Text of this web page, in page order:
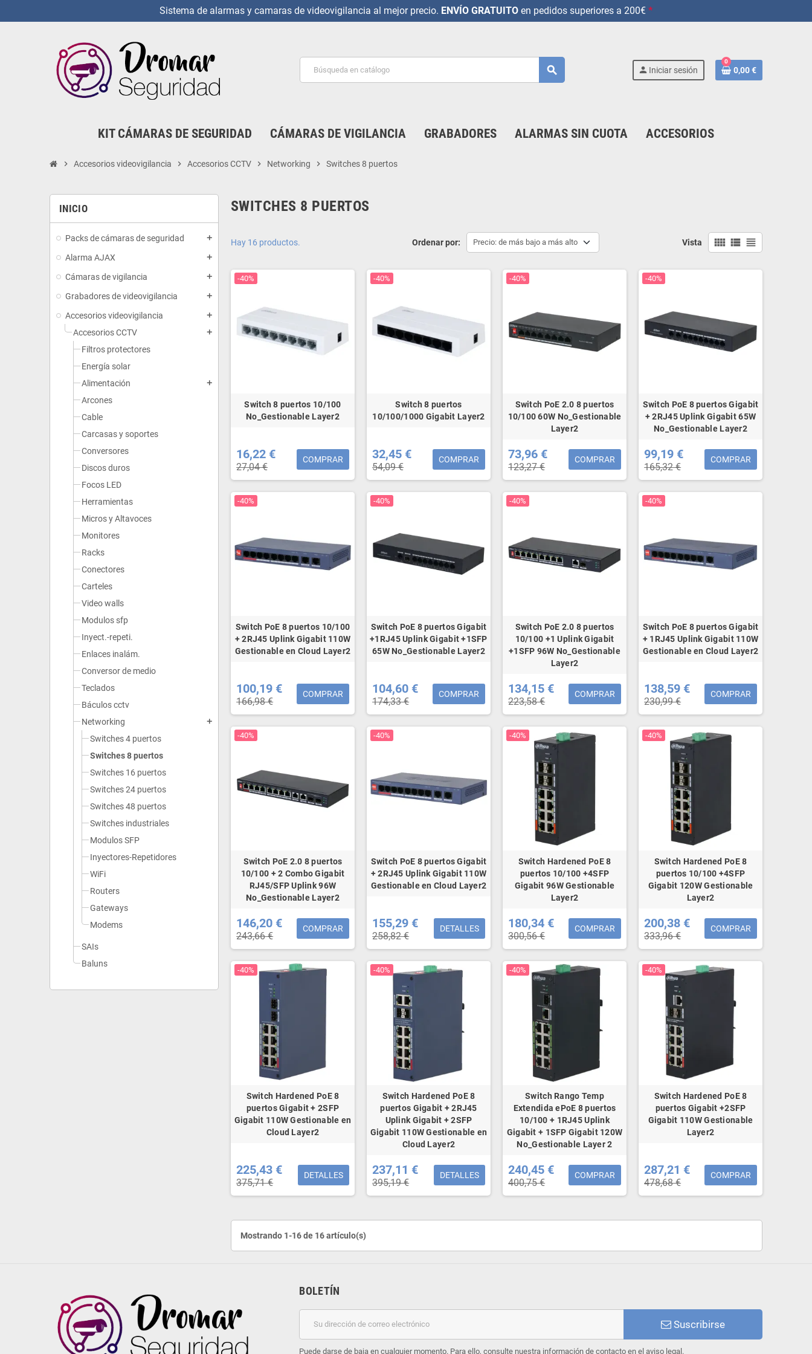
Sistema de alarmas y camaras de videovigilancia al mejor precio. ENVÍO GRATUITO en pedidos superiores a 200€ *
search person Iniciar sesión
0
0,00 €
KIT CÁMARAS DE SEGURIDAD CÁMARAS DE VIGILANCIA GRABADORES ALARMAS SIN CUOTA ACCESORIOS
chevron_right Accesorios videovigilancia chevron_right Accesorios CCTV chevron_right Networking chevron_right Switches 8 puertos
INICIO
Packs de cámaras de seguridad add
Alarma AJAX add
Cámaras de vigilancia add
Grabadores de videovigilancia add
Accesorios videovigilancia add
Accesorios CCTV add
Filtros protectores
Energía solar
Alimentación
add
Arcones
Cable
Carcasas y soportes
Conversores
Discos duros
Focos LED
Herramientas
Micros y Altavoces
Monitores
Racks
Conectores
Carteles
Video walls
Modulos sfp
Inyect.-repeti.
Enlaces inalám.
Conversor de medio
Teclados
Báculos cctv
Networking
add
Switches 4 puertos
Switches 8 puertos
Switches 16 puertos
Switches 24 puertos
Switches 48 puertos
Switches industriales
Modulos SFP
Inyectores-Repetidores
WiFi
Routers
Gateways
Modems
SAIs
Baluns
SWITCHES 8 PUERTOS
Ordenar por: Precio: de más bajo a más alto Vista view_comfy view_list view_headline
Hay 16 productos.
-40%
Switch 8 puertos 10/100
No_Gestionable Layer2
16,22 €
27,04 €
COMPRAR
-40%
Switch 8 puertos
10/100/1000 Gigabit Layer2
32,45 €
54,09 €
COMPRAR
-40%
Switch PoE 2.0 8 puertos
10/100 60W No_Gestionable
Layer2
73,96 €
123,27 €
COMPRAR
-40%
Switch PoE 8 puertos Gigabit
+ 2RJ45 Uplink Gigabit 65W
No_Gestionable Layer2
99,19 €
165,32 €
COMPRAR
-40%
Switch PoE 8 puertos 10/100
+ 2RJ45 Uplink Gigabit 110W
Gestionable en Cloud Layer2
100,19 €
166,98 €
COMPRAR
-40%
Switch PoE 8 puertos Gigabit
+1RJ45 Uplink Gigabit +1SFP
65W No_Gestionable Layer2
104,60 €
174,33 €
COMPRAR
-40%
Switch PoE 2.0 8 puertos
10/100 +1 Uplink Gigabit
+1SFP 96W No_Gestionable
Layer2
134,15 €
223,58 €
COMPRAR
-40%
Switch PoE 8 puertos Gigabit
+ 1RJ45 Uplink Gigabit 110W
Gestionable en Cloud Layer2
138,59 €
230,99 €
COMPRAR
-40%
Switch PoE 2.0 8 puertos
10/100 + 2 Combo Gigabit
RJ45/SFP Uplink 96W
No_Gestionable Layer2
146,20 €
243,66 €
COMPRAR
-40%
Switch PoE 8 puertos Gigabit
+ 2RJ45 Uplink Gigabit 110W
Gestionable en Cloud Layer2
155,29 €
258,82 €
DETALLES
-40%
Switch Hardened PoE 8
puertos 10/100 +4SFP
Gigabit 96W Gestionable
Layer2
180,34 €
300,56 €
COMPRAR
-40%
Switch Hardened PoE 8
puertos 10/100 +4SFP
Gigabit 120W Gestionable
Layer2
200,38 €
333,96 €
COMPRAR
-40%
Switch Hardened PoE 8
puertos Gigabit + 2SFP
Gigabit 110W Gestionable en
Cloud Layer2
225,43 €
375,71 €
DETALLES
-40%
Switch Hardened PoE 8
puertos Gigabit + 2RJ45
Uplink Gigabit + 2SFP
Gigabit 110W Gestionable en
Cloud Layer2
237,11 €
395,19 €
DETALLES
-40%
Switch Rango Temp
Extendida ePoE 8 puertos
10/100 + 1RJ45 Uplink
Gigabit + 1SFP Gigabit 120W
No_Gestionable Layer 2
240,45 €
400,75 €
COMPRAR
-40%
Switch Hardened PoE 8
puertos Gigabit +2SFP
Gigabit 110W Gestionable
Layer2
287,21 €
478,68 €
COMPRAR
Mostrando 1-16 de 16 artículo(s)
BOLETÍN
Suscribirse
Puede darse de baja en cualquier momento. Para ello, consulte nuestra información de contacto en el aviso legal.